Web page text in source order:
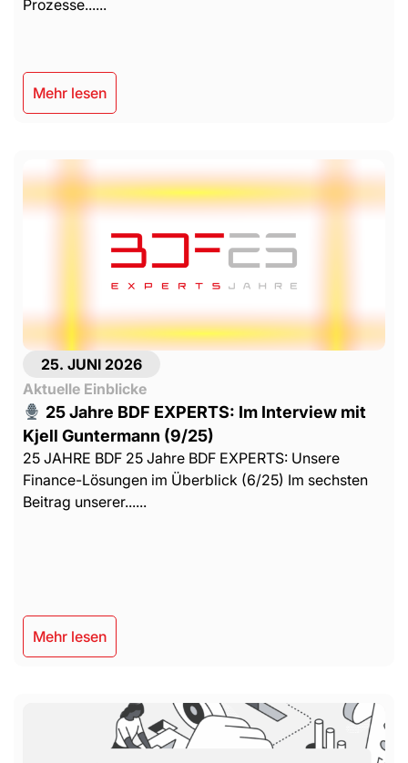
Mehr lesen
25. JUNI 2026
Aktuelle Einblicke
25 Jahre BDF EXPERTS: Im Interview mit
Kjell Guntermann (9/25)
25 JAHRE BDF 25 Jahre BDF EXPERTS: Unsere
Finance-Lösungen im Überblick (6/25) Im sechsten
Beitrag unserer......
Mehr lesen